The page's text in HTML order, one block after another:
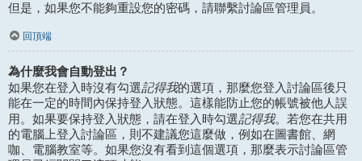
但是，如果您不能夠重設您的密碼，請聯繫討論區管理員。
回頂端
為什麼我會自動登出？
如果您在登入時沒有勾選記得我的選項，那麼您登入討論區後只
能在一定的時間內保持登入狀態。這樣能防止您的帳號被他人誤
用。如果要保持登入狀態，請在登入時勾選記得我。若您在共用
的電腦上登入討論區，則不建議您這麼做，例如在圖書館、網
咖、電腦教室等。如果您沒有看到這個選項，那麼表示討論區管